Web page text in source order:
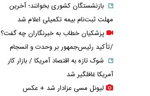
بازنشستگان کشوری بخوانند؛ آخرین
مهلت ثبت‌نام بیمه تکمیلی اعلام شد
پزشکیان خطاب به خبرنگاران چه گفت؟
/تأکید رئیس‌جمهور بر وحدت و انسجام
شوک تازه به اقتصاد آمریکا / بازار کار
آمریکا غافلگیر شد
لیونل مسی عزادار شد + عکس